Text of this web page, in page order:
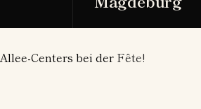
Centers bei der Fête!